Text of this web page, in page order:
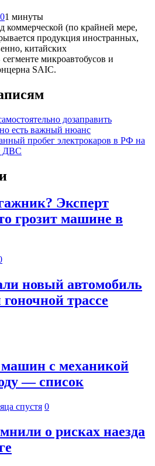
01 минуты
коммерческой (по крайней мере,
продукция иностранных,
китайских
микроавтобусов и
SAIC.
дозаправить
есть важный нюанс
пробег электрокаров в РФ на
ДВС
Эксперт
грозит машине в
новый автомобиль
трассе
с механикой
— список
спустя 0
о рисках наезда